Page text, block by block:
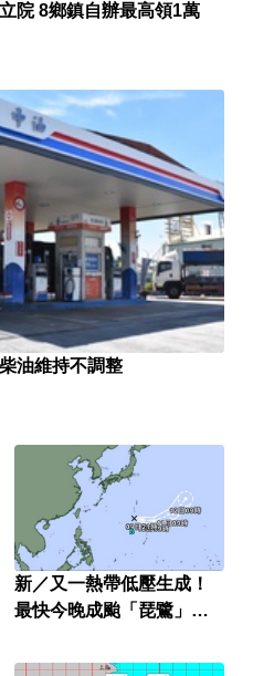
院 8鄉鎮自辦最高領1萬
油維持不調整
新／又一熱帶低壓生成！
最快今晚成颱「琵鷺」恐